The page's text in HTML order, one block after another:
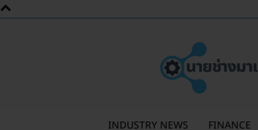
ช่าง
INDUSTRY NEWS FINANCE